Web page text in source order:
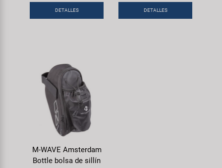
DETALLES DETALLES
M-WAVE Amsterdam
Bottle bolsa de sillín